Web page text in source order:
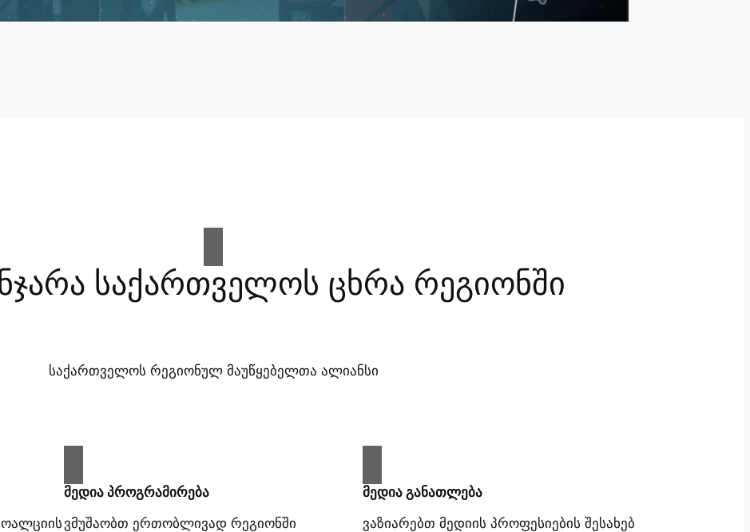
საქართველოს ცხრა რეგიონში
საქართველოს რეგიონულ მაუწყებელთა ალიანსი
მედია პროგრამირება
ვმუშაობთ ერთობლივად რეგიონში
მედია განათლება
ვაზიარებთ მედიის პროფესიების შესახებ